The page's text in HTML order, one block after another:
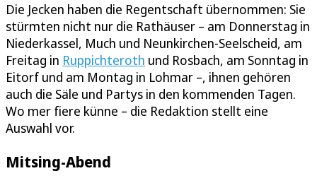
Die Jecken haben die Regentschaft übernommen: Sie
stürmten nicht nur die Rathäuser – am Donnerstag in
Niederkassel, Much und Neunkirchen-Seelscheid, am
Freitag in Ruppichteroth und Rosbach, am Sonntag in
Eitorf und am Montag in Lohmar –, ihnen gehören
auch die Säle und Partys in den kommenden Tagen.
Wo mer fiere künne – die Redaktion stellt eine
Auswahl vor.
Mitsing-Abend